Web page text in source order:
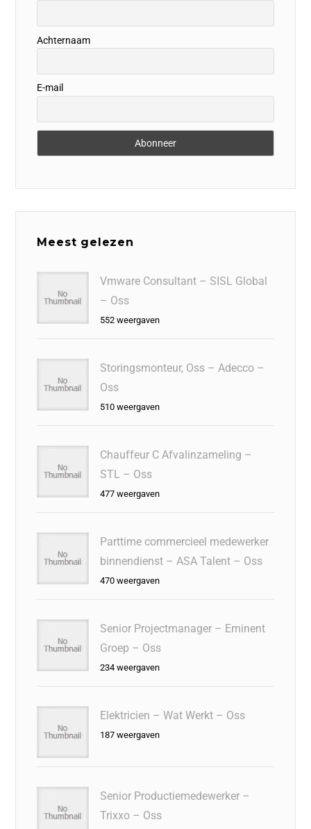
Achternaam
E-mail
Meest gelezen
Vmware Consultant – SISL Global
– Oss
552 weergaven
Storingsmonteur, Oss – Adecco –
Oss
510 weergaven
Chauffeur C Afvalinzameling –
STL – Oss
477 weergaven
Parttime commercieel medewerker
binnendienst – ASA Talent – Oss
470 weergaven
Senior Projectmanager – Eminent
Groep – Oss
234 weergaven
Elektricien – Wat Werkt – Oss
187 weergaven
Senior Productiemedewerker –
Trixxo – Oss